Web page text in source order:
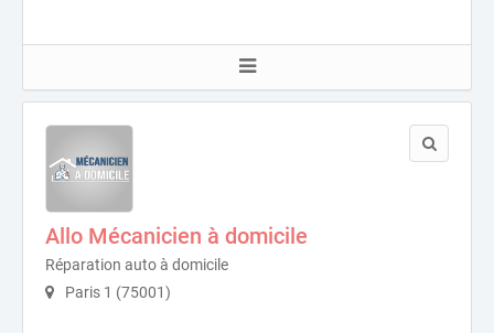
Allo Mécanicien à domicile
Réparation auto à domicile
Paris 1 (75001)